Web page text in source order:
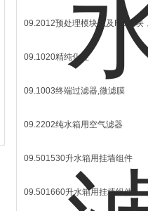
09.2012预处理模块以及RO模块
09.1020精纯化柱
09.1003终端过滤器,微滤膜
09.2202纯水箱用空气滤器
09.501530升水箱用挂墙组件
09.501660升水箱用挂墙组件